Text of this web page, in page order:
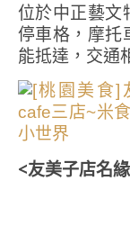
位於中正藝文
停車格，摩托
能抵達，交通
<友美子店名